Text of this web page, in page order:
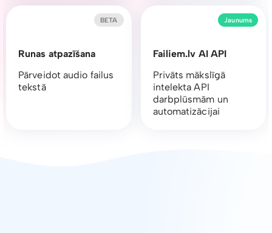
Runas atpazīšana
Pārveidot audio failus
tekstā
BETA
Failiem.lv AI API
Privāts mākslīgā
intelekta API
darbplūsmām un
automatizācijai
Jaunums